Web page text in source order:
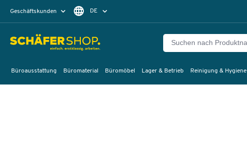
Geschäftskunden DE
Büroausstattung Büromaterial Büromöbel Lager & Betrieb Reinigung & Hygiene